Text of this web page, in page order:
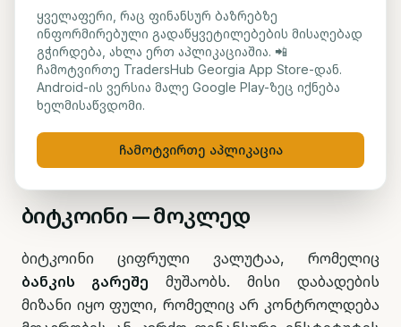
რა არის ბიტკოინი —
დამწყების
სახელმძღვანელო
ბიტკოინი — მოკლედ
ბიტკოინი ციფრული ვალუტაა, რომელიც
ბანკის გარეშე მუშაობს. მისი დაბადების
მიზანი იყო ფული, რომელიც არ კონტროლდება
ყველაფერი, რაც ფინანსურ ბაზრებზე
ინფორმირებული გადაწყვეტილებების მისაღებად
გჭირდება, ახლა ერთ აპლიკაციაშია. 📲
ჩამოტვირთე TradersHub Georgia App Store-დან.
Android-ის ვერსია მალე Google Play-ზეც იქნება
ხელმისაწვდომი.
ჩამოტვირთე აპლიკაცია